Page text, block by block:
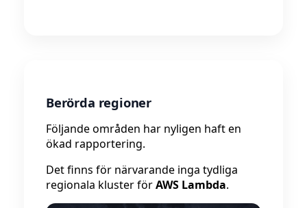
Berörda regioner
Följande områden har nyligen haft en
ökad rapportering.
Det finns för närvarande inga tydliga
regionala kluster förAWS Lambda.